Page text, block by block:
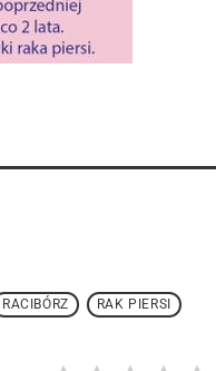
RACIBÓRZ RAK PIERSI